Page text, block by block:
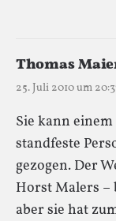
Thomas
25. Juli 2010 um
Sie kann
standfeste
gezogen. Der
Horst Malers –
aber sie hat